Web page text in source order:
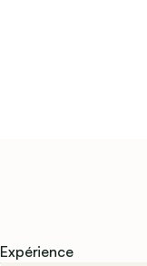
Expérience